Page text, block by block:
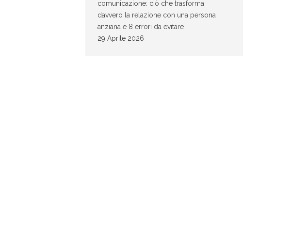
comunicazione: ciò che trasforma
davvero la relazione con una persona
anziana e 8 errori da evitare
29 Aprile 2026